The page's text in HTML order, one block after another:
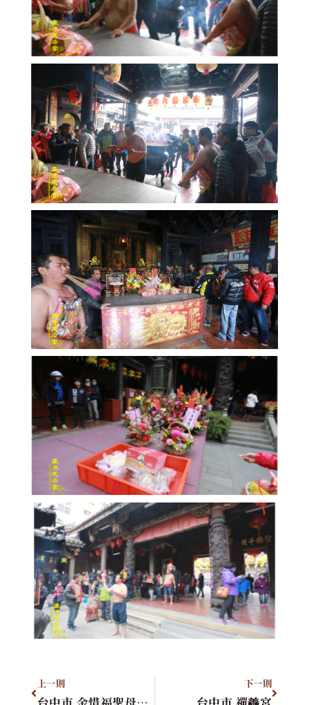
上一則 下一則